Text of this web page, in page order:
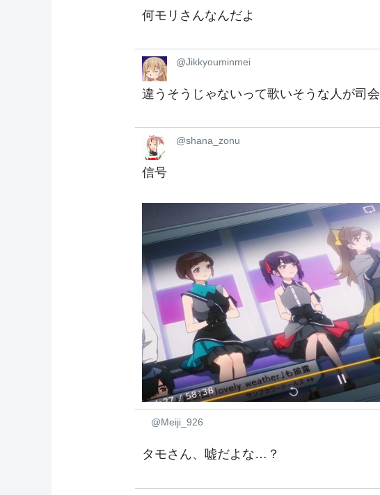
何モリさんなんだよ
@Jikkyouminmei
違うそうじゃないって歌いそうな人が司
@shana_zonu
信号
@Meiji_926
タモさん、嘘だよな…？